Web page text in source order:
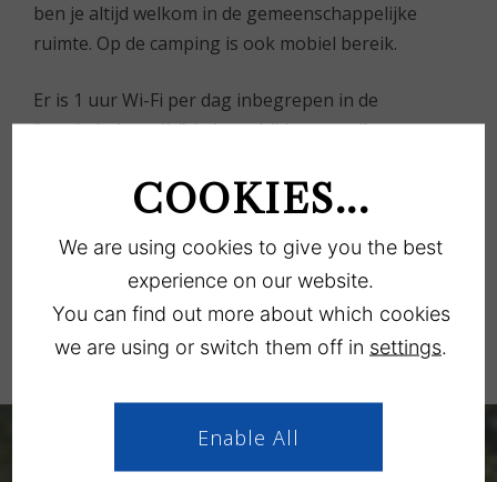
ben je altijd welkom in de gemeenschappelijke
ruimte. Op de camping is ook mobiel bereik.
Er is 1 uur Wi-Fi per dag inbegrepen in de
“toeristische prijs”. Je kan altijd een snellere
of iets anders waar een snellere verbinding voor
We verbeteren voortdurend onze dekking op de
camping, dus bij de receptie kan je kaart met de
laatste update van de internetdekking op de
camping krijgen.
COOKIES...
We are using cookies to give you the best
experience on our website.
You can find out more about which cookies
we are using or switch them off in settings
Enable All